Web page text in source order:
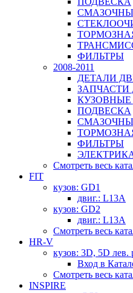
ФИЛЬТРЫ
2008-2011
ДЕТАЛИ
ЗАПЧАСТИ
КУЗОВНЫЕ
ПОДВЕСКА
ФИЛЬТРЫ
Смотреть весь
FIT
кузов: GD1
двиг.: L13A
кузов: GD2
двиг.: L13A
Смотреть весь
HR-V
кузов: 3D, 5D лев.
Вход в
Смотреть весь
INSPIRE